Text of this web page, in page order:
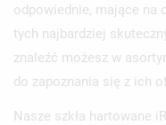
odpowiednie, mające na
tych najbardziej
znaleźć możesz w
do zapoznania się z ich
Nasze szkła hartowane